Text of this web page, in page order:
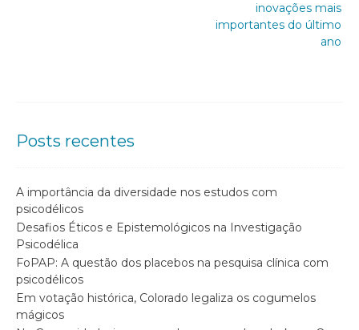
inovações mais
importantes do último
ano
Posts recentes
A importância da diversidade nos estudos com
psicodélicos
Desafios Éticos e Epistemológicos na Investigação
Psicodélica
FoPAP: A questão dos placebos na pesquisa clínica com
psicodélicos
Em votação histórica, Colorado legaliza os cogumelos
mágicos